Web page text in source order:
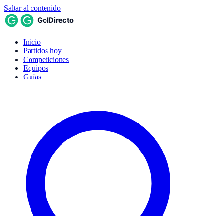
Saltar al contenido
Inicio
Partidos hoy
Competiciones
Equipos
Guías